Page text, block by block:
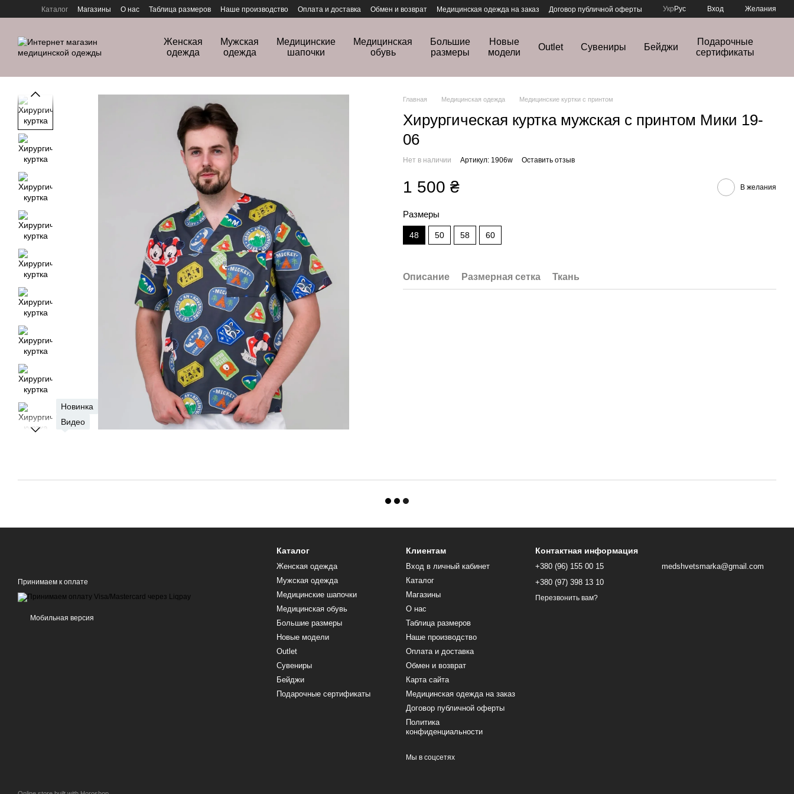
Перейти к основному контенту
Каталог Магазины О нас Таблица размеров Наше производство Оплата и доставка Обмен и возврат Медицинская одежда на заказ
Договор публичной оферты
Укр Рус Вход Желания
Женская
одежда
Мужская
одежда
Медицинские
шапочки
Медицинская
обувь
Большие
размеры
Новые
модели
Outlet Сувениры Бейджи
Подарочные
сертификаты
Новинка
Видео
Главная Медицинская одежда Медицинские куртки с принтом
Хирургическая куртка мужская с принтом Мики 19-
06
Нет в наличии Артикул: 1906w Оставить отзыв
1 500 ₴ В желания
Размеры
48 50 58 60
Описание Размерная сетка Ткань
Принимаем к оплате
Мобильная версия
Каталог
Женская одежда
Мужская одежда
Медицинские шапочки
Медицинская обувь
Большие размеры
Новые модели
Outlet
Сувениры
Бейджи
Подарочные сертификаты
Клиентам
Вход в личный кабинет
Каталог
Магазины
О нас
Таблица размеров
Наше производство
Оплата и доставка
Обмен и возврат
Карта сайта
Медицинская одежда на заказ
Договор публичной оферты
Политика
конфиденциальности
Мы в соцсетях
Контактная информация
+380 (96) 155 00 15
+380 (97) 398 13 10
Перезвонить вам?
medshvetsmarka@gmail.com